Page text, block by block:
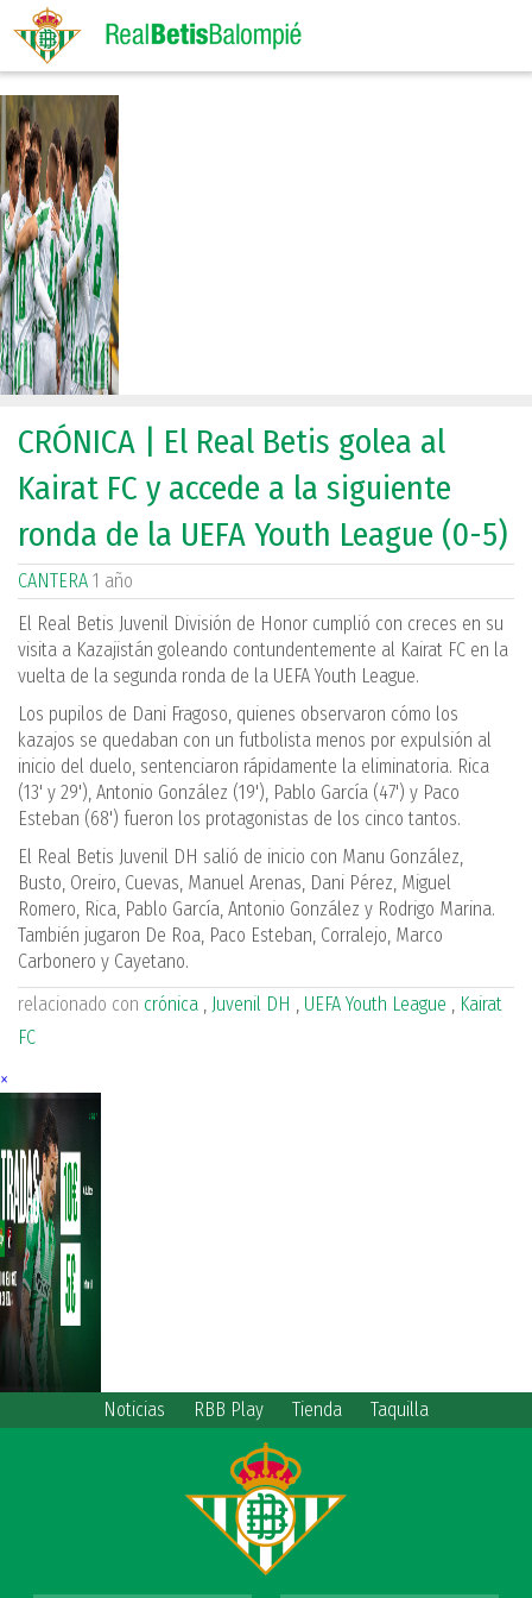
CRÓNICA | El Real Betis golea al
Kairat FC y accede a la siguiente
ronda de la UEFA Youth League (0-5)
CANTERA 1 año
El Real Betis Juvenil División de Honor cumplió con creces en su
visita a Kazajistán goleando contundentemente al Kairat FC en la
vuelta de la segunda ronda de la UEFA Youth League.
Los pupilos de Dani Fragoso, quienes observaron cómo los
kazajos se quedaban con un futbolista menos por expulsión al
inicio del duelo, sentenciaron rápidamente la eliminatoria. Rica
(13' y 29'), Antonio González (19'), Pablo García (47') y Paco
Esteban (68') fueron los protagonistas de los cinco tantos.
El Real Betis Juvenil DH salió de inicio con Manu González,
Busto, Oreiro, Cuevas, Manuel Arenas, Dani Pérez, Miguel
Romero, Rica, Pablo García, Antonio González y Rodrigo Marina.
También jugaron De Roa, Paco Esteban, Corralejo, Marco
Carbonero y Cayetano.
relacionado con crónica , Juvenil DH , UEFA Youth League , Kairat
FC
×
Noticias RBB Play Tienda Taquilla